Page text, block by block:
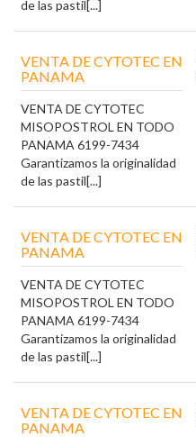
de las pastil[...]
VENTA DE CYTOTEC EN
PANAMA
VENTA DE CYTOTEC
MISOPOSTROL EN TODO
PANAMA 6199-7434
Garantizamos la originalidad
de las pastil[...]
VENTA DE CYTOTEC EN
PANAMA
VENTA DE CYTOTEC
MISOPOSTROL EN TODO
PANAMA 6199-7434
Garantizamos la originalidad
de las pastil[...]
VENTA DE CYTOTEC EN
PANAMA